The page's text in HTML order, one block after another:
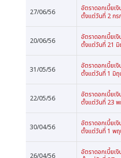
27/06/56
อัตราดอกเบี้ยเ
ตั้งแต่วันที่ 2 กร
20/06/56
อัตราดอกเบี้ยเ
ตั้งแต่วันที่ 21 มิ
31/05/56
อัตราดอกเบี้ยเ
ตั้งแต่วันที่ 1 มิถุ
22/05/56
อัตราดอกเบี้ยเ
ตั้งแต่วันที่ 23
30/04/56
อัตราดอกเบี้ยเ
ตั้งแต่วันที่ 1 พ
26/04/56
อัตราดอกเบี้ยเ